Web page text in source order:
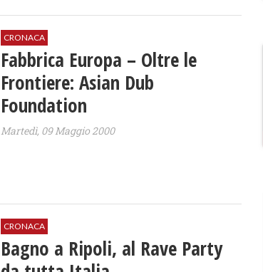
CRONACA
Fabbrica Europa – Oltre le
Frontiere: Asian Dub
Foundation
Martedì, 09 Maggio 2000
CRONACA
​Bagno a Ripoli, al Rave Party